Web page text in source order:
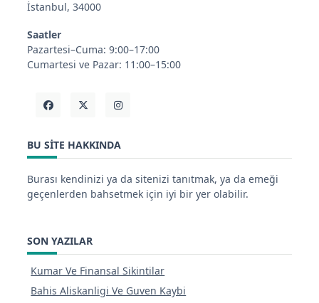
İstanbul, 34000
Saatler
Pazartesi–Cuma: 9:00–17:00
Cumartesi ve Pazar: 11:00–15:00
BU SITE HAKKINDA
Burası kendinizi ya da sitenizi tanıtmak, ya da emeği
geçenlerden bahsetmek için iyi bir yer olabilir.
SON YAZILAR
Kumar Ve Finansal Sikintilar
Bahis Aliskanligi Ve Guven Kaybi